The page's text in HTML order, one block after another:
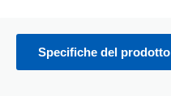
Specifiche del prodotto